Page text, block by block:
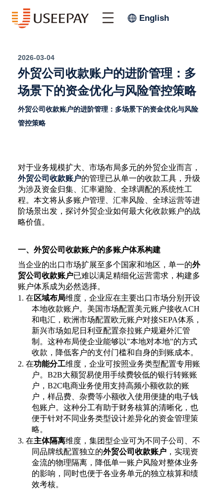
English
2026-03-04
外贸公司收款账户的进阶管理：多
场景下的资金优化与风险管控策略
外贸公司收款账户的进阶管理：多场景下的资金优化与风险
管控策略
对于业务规模扩大、市场布局多元的外贸企业而言，
外贸公司收款账户的管理已从单一的收款工具，升级
为涉及资金归集、汇率避险、全球调配的系统性工
程。本文将从多账户管理、汇率风险、全球运营等进
阶场景出发，探讨外贸企业如何最大化收款账户的战
略价值。
一、外贸公司收款账户的多账户体系构建
当企业的出口市场扩展至多个国家和地区，单一的外
贸公司收款账户已难以满足精细化运营需求，构建多
账户体系成为必然选择。
1. 在 区域布局维度，企业应在主要出口市场分别开设
本地收款账户。美国市场配置美元账户接收ACH
和电汇，欧洲市场配置欧元账户对接SEPA体系，
新兴市场如尼日利亚配置奈拉账户规避外汇管
制。这种布局使企业能够以"本地对本地"的方式
收款，降低客户的支付门槛和自身的到账成本。
2. 在功能分工维度，企业可按照业务类型配置专用账
户。B2B大额贸易使用手续费较低的银行转账账
户，B2C电商业务使用支持高频小额收款的账
户，样品费、杂费等小额收入使用便捷的电子钱
包账户。这种分工有助于财务核算的清晰化，也
便于针对不同业务类型设计差异化的资金管理策
略。
3. 在主体隔离维度，集团型企业可为不同子公司、不
同品牌线配置独立的外贸公司收款账户 ，实现资
金流的物理隔离，降低单一账户风险对整体业务
的影响，同时也便于各业务单元的独立核算和绩
效考核。